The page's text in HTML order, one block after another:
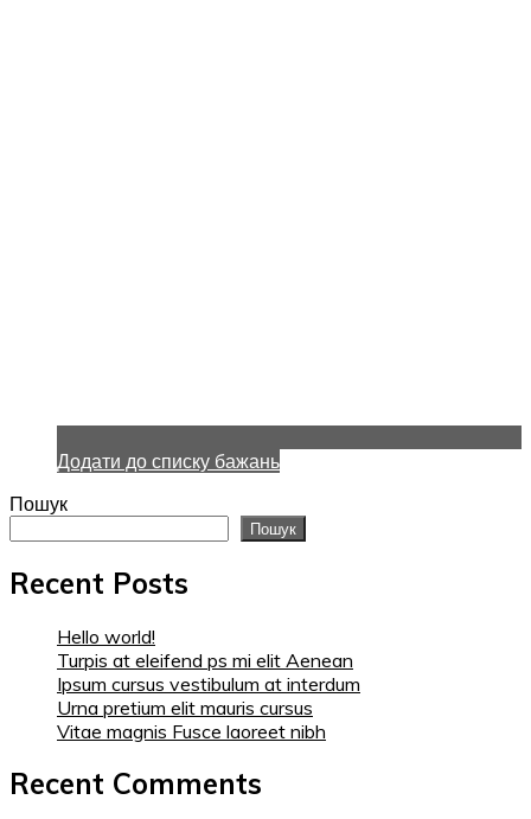
Додати до списку бажань
Пошук
Пошук
Recent Posts
Hello world!
Turpis at eleifend ps mi elit Aenean
Ipsum cursus vestibulum at interdum
Urna pretium elit mauris cursus
Vitae magnis Fusce laoreet nibh
Recent Comments